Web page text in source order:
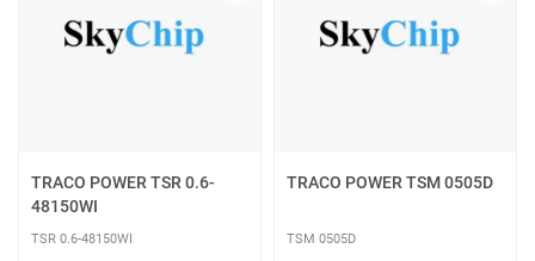
TRACO POWER TSR 0.6-
48150WI
TSR 0.6-48150WI
TRACO POWER TSM 0505D
TSM 0505D